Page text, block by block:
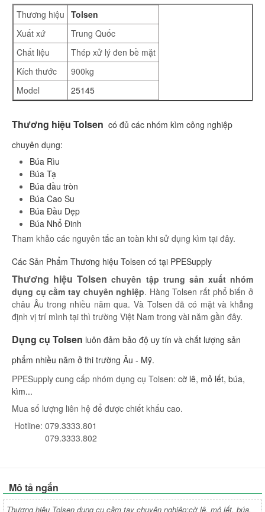
Thương hiệu Tolsen
Xuất xứ
Trung Quốc
Chất liệu
Thép xử lý đen bề mặt
Kích thước
900kg
Model
25145
Thương hiệu Tolsen có đủ các nhóm kìm công nghiệp
chuyên dụng:
Búa Rìu
Búa Tạ
Búa đầu tròn
Búa Cao Su
Búa Đầu Dẹp
Búa Nhổ Đinh
Tham khảo các nguyên tắc an toàn khi sử dụng kìm tại đây.
Các Sản Phẩm Thương hiệu Tolsen có tại PPESupply
Thương hiệu Tolsenchuyên tập trung sản xuất nhóm
dụng cụ cầm tay chuyên nghiệp. Hàng Tolsen rất phổ biến ở
châu Âu trong nhiều năm qua. Và Tolsen đã có mặt và khẳng
định vị trí mình tại thì trường Việt Nam trong vài năm gần đây.
Dụng cụ Tolsen luôn đảm bảo độ uy tín và chất lượng sản
phẩm nhiều năm ở thi trường Âu - Mỹ.
PPESupply cung cấp nhóm dụng cụ Tolsen: cờ lê, mỏ lết, búa,
kìm...
Mua số lượng liên hệ để được chiết khấu cao.
Hotline: 079.3333.801
079.3333.802
Mô tả ngắn
Thương hiệu Tolsen dụng cụ cầm tay chuyên nghiệp:cờ lê, mỏ lết, búa,